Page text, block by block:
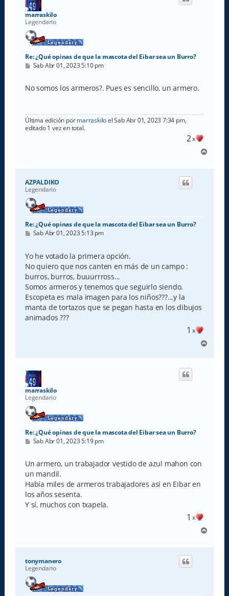
marraskilo
Legendario
Re: ¿Qué opinas de que la mascota del Eibar sea un Burro?
M
s
a
Sab Abr 01, 2023 5:10 pm
No somos los armeros?. Pues es sencillo, un armero.
Última edición pormarraskiloel Sab Abr 01, 2023 7:34 pm,
editado 1 vez en total.
2x
r
AZPALDIKO
Legendario
Re: ¿Qué opinas de que la mascota del Eibar sea un Burro?
M
s
a
j
e
Sab Abr 01, 2023 5:13 pm
Yo he votado la primera opción.
No quiero que nos canten en más de un campo :
burros, burros, buuurrross...
Somos armeros y tenemos que seguirlo siendo.
Escopeta es mala imagen para los niños???...y la
manta de tortazos que se pegan hasta en los dibujos
animados ???
1 x
r
marraskilo
Legendario
Re: ¿Qué opinas de que la mascota del Eibar sea un Burro?
M
s
a
j
e
Sab Abr 01, 2023 5:19 pm
Un armero, un trabajador vestido de azul mahon con
un mandil.
Había miles de armeros trabajadores así en Eibar en
los años sesenta.
Y sí, muchos con txapela.
1 x
r
tonymanero
Legendario